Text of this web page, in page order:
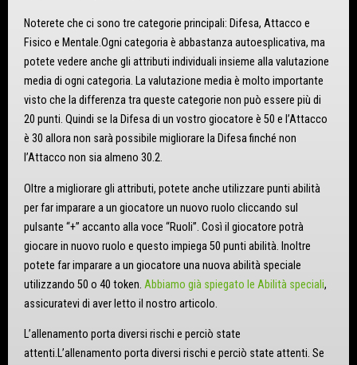
Noterete che ci sono tre categorie principali: Difesa, Attacco e
Fisico e Mentale.Ogni categoria è abbastanza autoesplicativa, ma
potete vedere anche gli attributi individuali insieme alla valutazione
media di ogni categoria. La valutazione media è molto importante
visto che la differenza tra queste categorie non può essere più di
20 punti. Quindi se la Difesa di un vostro giocatore è 50 e l’Attacco
è 30 allora non sarà possibile migliorare la Difesa finché non
l’Attacco non sia almeno 30.2.
Oltre a migliorare gli attributi, potete anche utilizzare punti abilità
per far imparare a un giocatore un nuovo ruolo cliccando sul
pulsante “+” accanto alla voce “Ruoli”. Così il giocatore potrà
giocare in nuovo ruolo e questo impiega 50 punti abilità. Inoltre
potete far imparare a un giocatore una nuova abilità speciale
utilizzando 50 o 40 token. Abbiamo già spiegato le Abilità speciali,
assicuratevi di aver letto il nostro articolo.
L’allenamento porta diversi rischi e perciò state
attenti.L’allenamento porta diversi rischi e perciò state attenti. Se